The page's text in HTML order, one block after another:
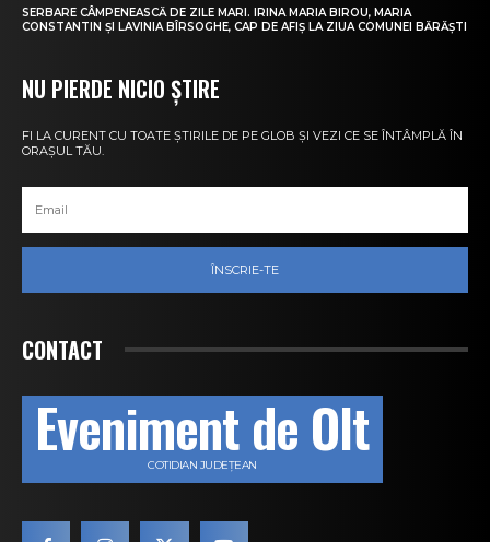
SERBARE CÂMPENEASCĂ DE ZILE MARI. IRINA MARIA BIROU, MARIA
CONSTANTIN ȘI LAVINIA BÎRSOGHE, CAP DE AFIȘ LA ZIUA COMUNEI BĂRĂȘTI
NU PIERDE NICIO ȘTIRE
FI LA CURENT CU TOATE ȘTIRILE DE PE GLOB ȘI VEZI CE SE ÎNTÂMPLĂ ÎN
ORAȘUL TĂU.
ÎNSCRIE-TE
CONTACT
Eveniment de Olt
COTIDIAN JUDEȚEAN